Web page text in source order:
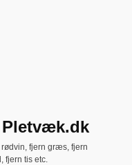
fjern græs, fjern
fjern tis etc.